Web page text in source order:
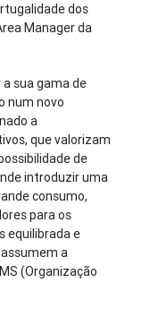
dos
Manager da
sua gama de
num novo
a
que valorizam
de
introduzir uma
consumo,
para os
equilibrada e
a
(Organização